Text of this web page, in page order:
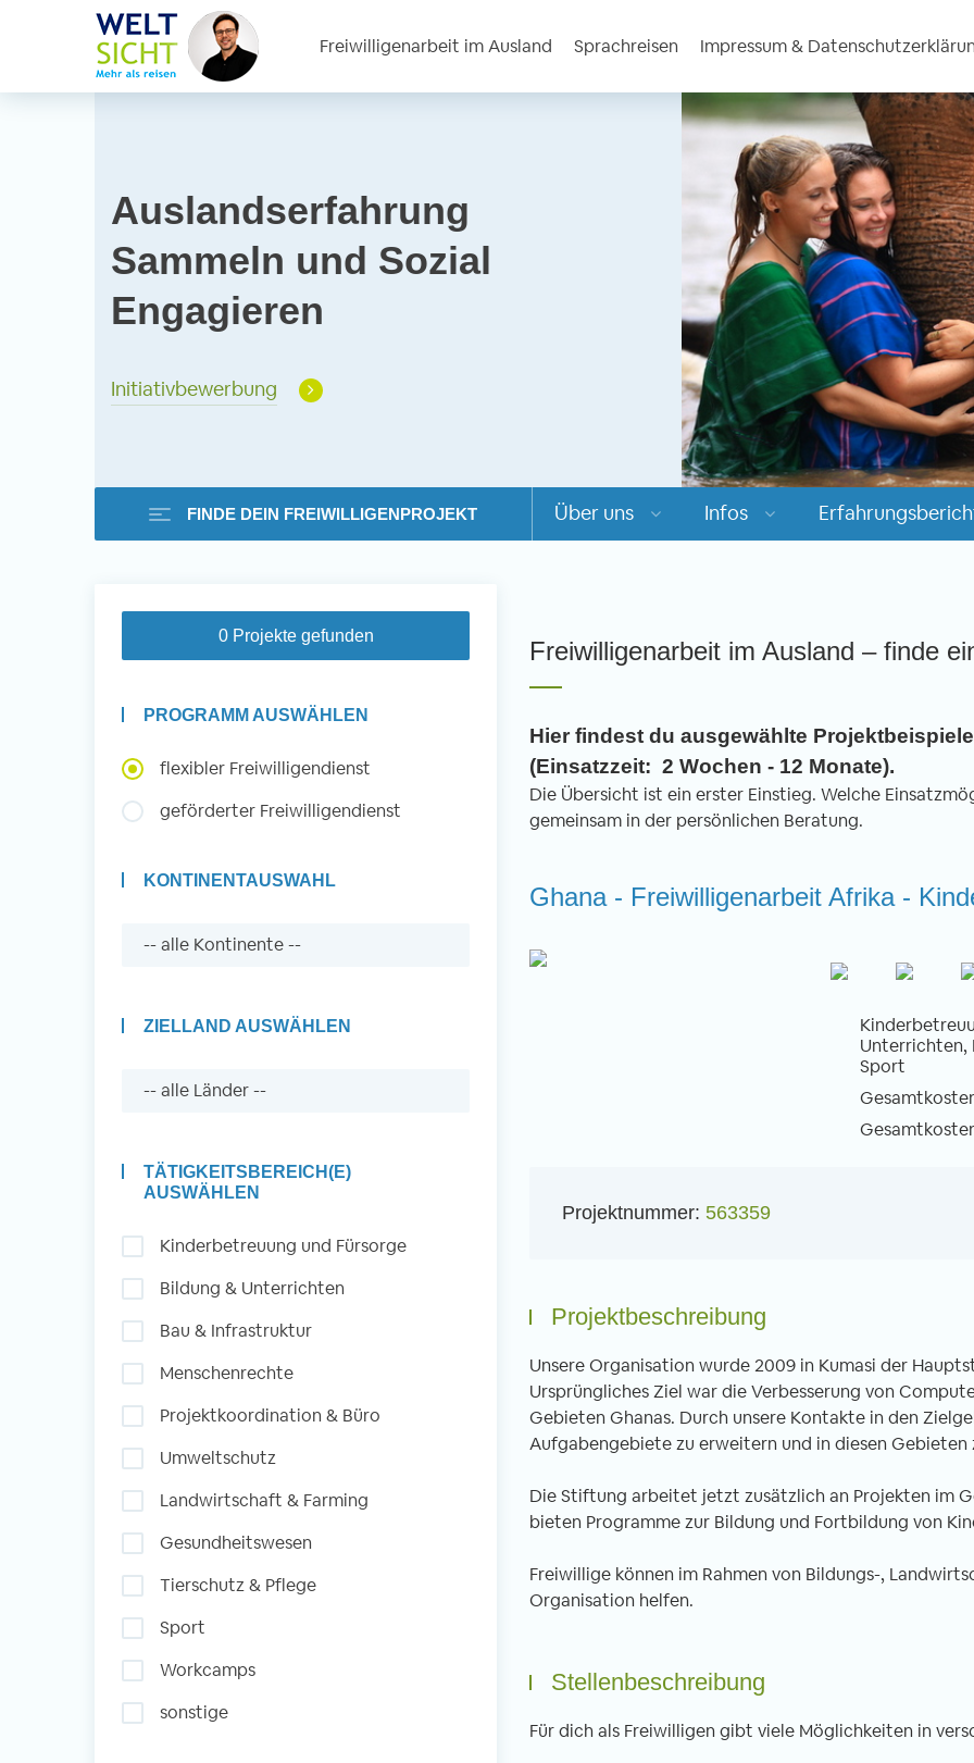
Freiwilligenarbeit im Ausland Sprachreisen Impressum &
Auslandserfahrung
Sammeln und Sozial
Engagieren
Initiativbewerbung
Freiwilligenarbeit im
Ausland -
Erfahrungsberichte
Auslandserfahrung
Engagieren
Initiativbewerbung
Auslandserfahrung
Sammeln und Sozial
Engagieren
FINDE DEIN FREIWILLIGENPROJEKT Über uns Infos
0 Projekte gefunden
PROGRAMM AUSWÄHLEN
flexibler Freiwilligendienst
geförderter Freiwilligendienst
KONTINENTAUSWAHL
ZIELLAND AUSWÄHLEN
TÄTIGKEITSBEREICH(E)
AUSWÄHLEN
Kinderbetreuung und Fürsorge
Bildung & Unterrichten
Bau & Infrastruktur
Menschenrechte
Projektkoordination & Büro
Umweltschutz
Landwirtschaft & Farming
Gesundheitswesen
Tierschutz & Pflege
Sport
Workcamps
sonstige
Freiwilligenarbeit im Ausland – finde
Hier findest du ausgewählte
(Einsatzzeit: 2 Wochen - 12 Monate).
Die Übersicht ist ein erster Einstieg. Welche
gemeinsam in der persönlichen Beratung.
Ghana - Freiwilligenarbeit Afrika -
Unterrichten,
Sport
Projektnummer: 563359
Projektbeschreibung
Unsere Organisation wurde 2009 in Kumasi der
Ursprüngliches Ziel war die Verbesserung von
Gebieten Ghanas. Durch unsere Kontakte in den
Aufgabengebiete zu erweitern und in diesen
Die Stiftung arbeitet jetzt zusätzlich an Projekten im
bieten Programme zur Bildung und Fortbildung von
Freiwillige können im Rahmen von Bildungs-,
Organisation helfen.
Stellenbeschreibung
Für dich als Freiwilligen gibt viele Möglichkeiten in